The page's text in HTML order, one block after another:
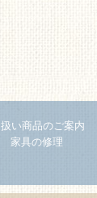
い商品のご案内
家具の修理